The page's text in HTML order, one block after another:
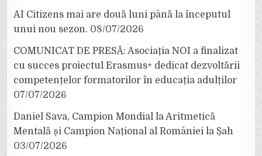
AI Citizens mai are două luni până la începutul
unui nou sezon. 08/07/2026
COMUNICAT DE PRESĂ: Asociația NOI a finalizat
cu succes proiectul Erasmus+ dedicat dezvoltării
competențelor formatorilor în educația adulților
07/07/2026
Daniel Sava, Campion Mondial la Aritmetică
Mentală și Campion Național al României la Șah
03/07/2026